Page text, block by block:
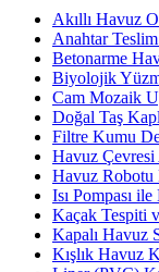
Akıllı Havuz
Anahtar Teslim
Betonarme
Biyolojik
Cam Mozaik
Doğal Taş
Filtre Kumu
Havuz
Havuz Robotu
Isı Pompası
Kaçak Tespiti
Kapalı Havuz
Kışlık Havuz